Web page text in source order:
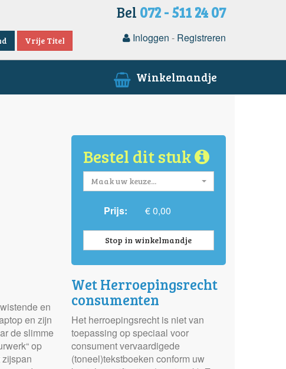
Bel 072 - 511 24 07
Vrije Titel Inloggen - Registreren
Winkelmandje
en
en zijn
de slimme
op
Bestel dit stuk
Maak uw keuze...
Prijs: € 0,00
Stop in winkelmandje
Wet Herroepingsrecht
consumenten
Het herroepingsrecht is niet van
toepassing op speciaal voor
consument vervaardigede
(toneel)tekstboeken conform uw